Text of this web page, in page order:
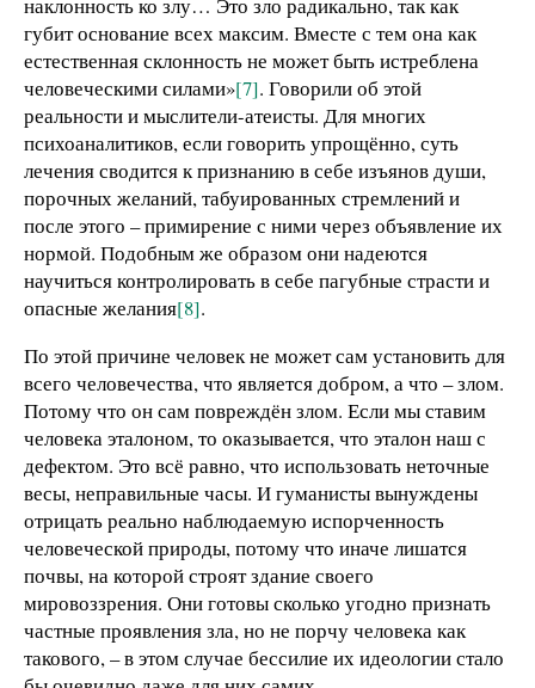
губит основание всех максим. Вместе с тем она как
естественная склонность не может быть истреблена
человеческими силами»[7]. Говорили об этой
реальности и мыслители-атеисты. Для многих
психоаналитиков, если говорить упрощённо, суть
лечения сводится к признанию в себе изъянов души,
порочных желаний, табуированных стремлений и
после этого – примирение с ними через объявление их
нормой. Подобным же образом они надеются
научиться контролировать в себе пагубные страсти и
опасные желания[8].
По этой причине человек не может сам установить для
всего человечества, что является добром, а что – злом.
Потому что он сам повреждён злом. Если мы ставим
человека эталоном, то оказывается, что эталон наш с
дефектом. Это всё равно, что использовать неточные
весы, неправильные часы. И гуманисты вынуждены
отрицать реально наблюдаемую испорченность
человеческой природы, потому что иначе лишатся
почвы, на которой строят здание своего
мировоззрения. Они готовы сколько угодно признать
частные проявления зла, но не порчу человека как
такового, – в этом случае бессилие их идеологии стало